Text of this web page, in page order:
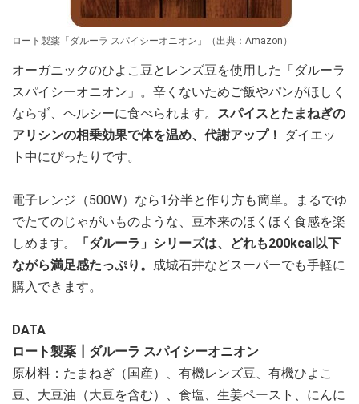
ロート製薬「ダルーラ スパイシーオニオン」（出典：Amazon）
オーガニックのひよこ豆とレンズ豆を使用した「ダルーラ
スパイシーオニオン」。辛くないためご飯やパンがほしく
ならず、ヘルシーに食べられます。 スパイスとたまねぎの
アリシンの相乗効果で体を温め、代謝アップ！
ダイエッ
ト中にぴったりです。
電子レンジ（500W）なら1分半と作り方も簡単。まるでゆ
でたてのじゃがいものような、豆本来のほくほく食感を楽
しめます。
「ダルーラ」シリーズは、どれも200kcal以下
ながら満足感たっぷり。 成城石井などスーパーでも手軽に
購入できます。
DATA
ロート製薬┃ダルーラ スパイシーオニオン
原材料：たまねぎ（国産）、有機レンズ豆、有機ひよこ
豆、大豆油（大豆を含む）、食塩、生姜ペースト、にんに